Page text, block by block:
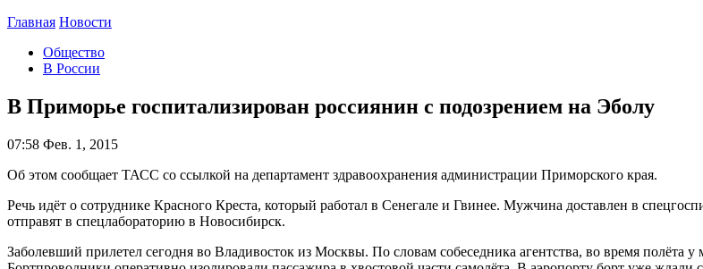
Главная Новости
Общество
В России
В Приморье госпитализирован россиянин с подозрением на Эболу
07:58 Фев. 1, 2015
Об этом сообщает ТАСС со ссылкой на департамент здравоохранения администрации Приморского края.
Речь идёт о сотруднике Красного Креста, который работал в Сенегале и Гвинее. Мужчина доставлен в
отправят в спецлабораторию в Новосибирск.
Заболевший прилетел сегодня во Владивосток из Москвы. По словам собеседника агентства, во время полёта